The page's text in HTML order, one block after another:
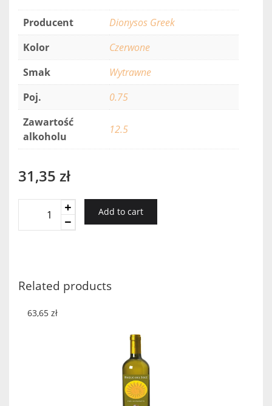
Producent
Dionysos Greek
Kolor
Czerwone
Smak
Wytrawne
Poj.
0.75
Zawartość
alkoholu
12.5
31,35 zł
Agiorgitiko
Cabernet
Add to cart
Related products
63,65 zł